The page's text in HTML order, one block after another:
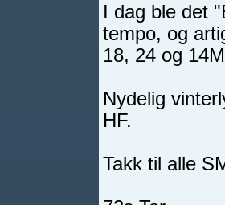
I dag ble det
tempo, og
18, 24 og
Nydelig
HF.
Takk til alle